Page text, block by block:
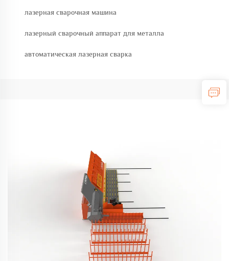
лазерная сварочная машина
лазерный сварочный аппарат для металла
автоматическая лазерная сварка